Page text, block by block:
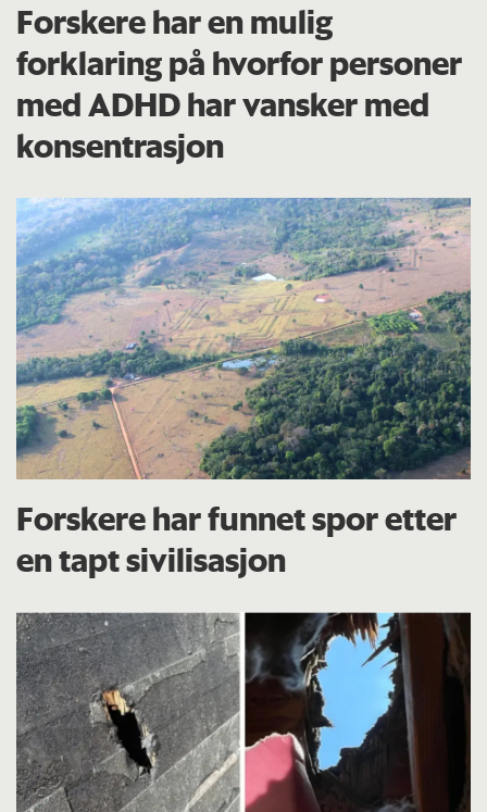
Forskere har en mulig
forklaring på hvorfor personer
med ADHD har vansker med
konsentrasjon
Forskere har funnet spor etter
en tapt sivilisasjon